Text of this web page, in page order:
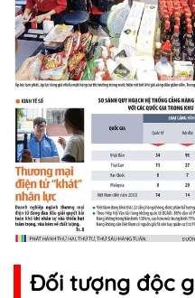
Đối tượng độc